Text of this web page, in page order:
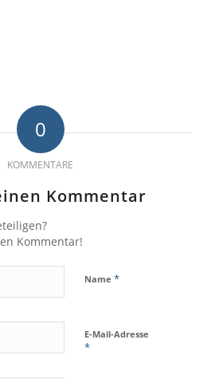
0
KOMMENTARE
Kommentar
Kommentar!
Name *
E-Mail-Adresse
*